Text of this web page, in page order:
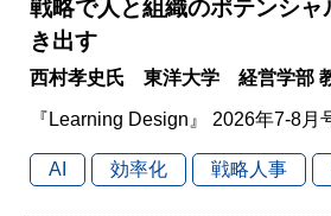
戦略で人と組織のポテンシャ
き出す
西村孝史氏 東洋大学 経営学部
『Learning Design』 2026年7-8月
AI 効率化 戦略人事